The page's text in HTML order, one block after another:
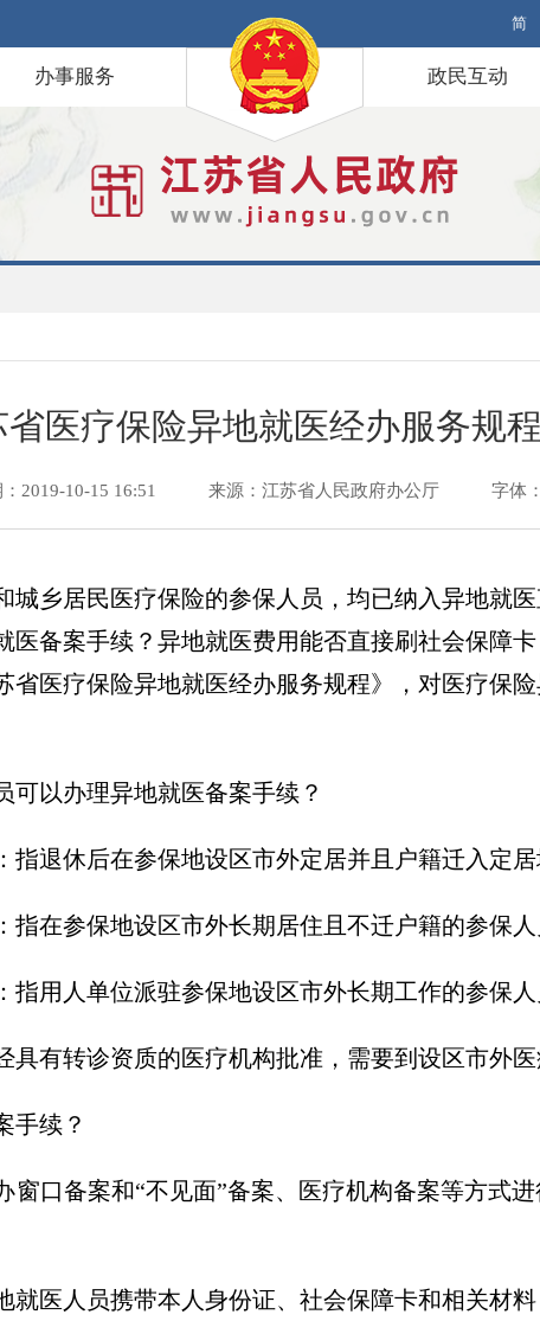
简
办事服务 政民互动
省医疗保险异地就医经办服务规
2019-10-15 16:51 来源：江苏省人民政府办公厅 字体
城乡居民医疗保险的参保人员，均已纳入异地就
医备案手续？异地就医费用能否直接刷社会保障
省医疗保险异地就医经办服务规程》，对医疗保
可以办理异地就医备案手续？
指退休后在参保地设区市外定居并且户籍迁入定居
指在参保地设区市外长期居住且不迁户籍的参保人
指用人单位派驻参保地设区市外长期工作的参保人
具有转诊资质的医疗机构批准，需要到设区市外
手续？
窗口备案和“不见面”备案、医疗机构备案等方式
就医人员携带本人身份证、社会保障卡和相关材